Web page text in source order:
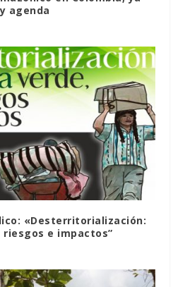
agenda
«Desterritorialización:
riesgos e impactos”